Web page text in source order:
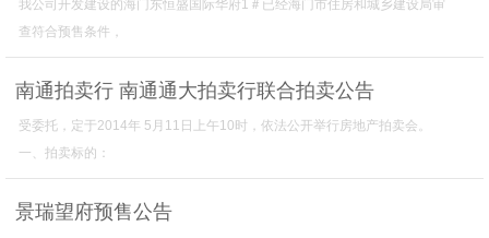
我公司开发建设的海门东恒盛国际华府1＃已经海门市住房和城乡建设局审
查符合预售条件，
南通拍卖行 南通通大拍卖行联合拍卖公告
受委托，定于2014年 5月11日上午10时，依法公开举行房地产拍卖会。
一、拍卖标的：
景瑞望府预售公告